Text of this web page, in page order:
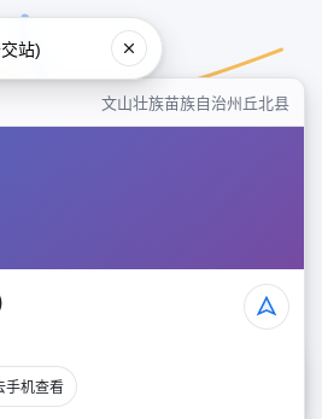
文山壮族苗族自治州丘北县
手机查看